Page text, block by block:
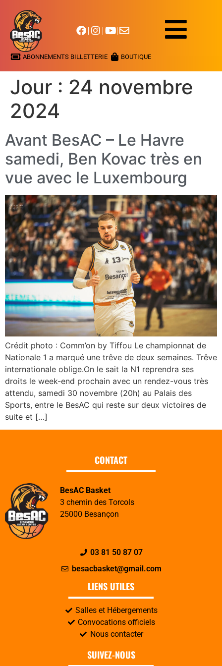
ABONNEMENTS BILLETTERIE BOUTIQUE
Jour : 24 novembre
2024
Avant BesAC – Le Havre
samedi, Ben Kovac très en
vue avec le Luxembourg
Crédit photo : Comm’on by Tiffou Le championnat de
Nationale 1 a marqué une trêve de deux semaines. Trêve
internationale oblige.On le sait la N1 reprendra ses
droits le week-end prochain avec un rendez-vous très
attendu, samedi 30 novembre (20h) au Palais des
Sports, entre le BesAC qui reste sur deux victoires de
suite et […]
CONTACT
BesAC Basket
3 chemin des Torcols
25000 Besançon
03 81 50 87 07
besacbasket@gmail.com
LIENS UTILES
Salles et Hébergements
Convocations officiels
Nous contacter
SUIVEZ-NOUS